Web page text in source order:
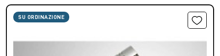
SU ORDINAZIONE